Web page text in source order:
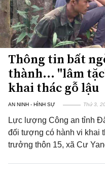
Thông tin bất
thành... "lâm
khai thác gỗ lậu
AN NINH - HÌNH SỰ Thứ 3,
Lực lượng Công an tỉnh
đối tượng có hành vi khai
trưởng thôn 15, xã Cư